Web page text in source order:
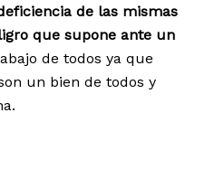
de las mismas
que supone ante un
de todos ya que
un bien de todos y